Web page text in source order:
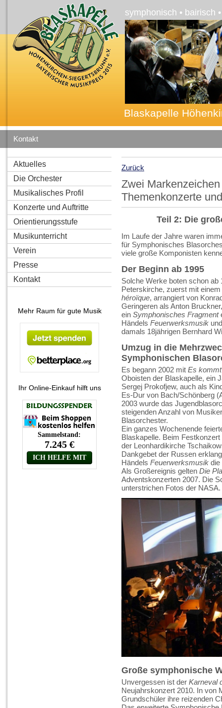
symphonisch • bairisch
Blaskapelle
Kontakt
Aktuelles
Die Orchester
Musikalisches Profil
Konzerte und Auftritte
Orientierungsstufe
Musikunterricht
Verein
Presse
Kontakt
Mehr Raum für gute Musik
Ihr Online-Einkauf hilft uns
Zurück
Zwei
Themenkonzerte
Teil 2: Die
Im Laufe der Jahre waren
für Symphonisches
viele große Komponisten
Der Beginn ab 1995
Solche Werke boten schon
Peterskirche, zuerst mit
héroïque, arrangiert von
Geringeren als Anton
ein Symphonisches Fragment
Händels Feuerwerksmusik
damals 18jährigen Bernhard
Umzug in die
Symphonischen
Es begann 2002 mit Es
Oboisten der Blaskapelle, ein
Sergej Prokofjew, auch als
Es-Dur von Bach/Schönberg
2003 wurde das
steigenden Anzahl von
Blasorchester.
Ein ganzes Wochenende
Blaskapelle. Beim
der Leonhardikirche
Dankgebet der Russen
Händels Feuerwerksmusik die
Als Großereignis gelten Die
Adventskonzerten 2007. Die
unterstrichen Fotos der NASA.
Große symphonische
Unvergessen ist der Karneval
Neujahrskonzert 2010. In von
Grundschüler ihre reizenden